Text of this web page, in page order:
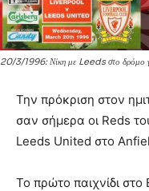
20/3/1996: Νίκη με Leeds στο
Την πρόκριση στον
σαν σήμερα οι Reds
Leeds United στο
Το πρώτο παιχνίδι